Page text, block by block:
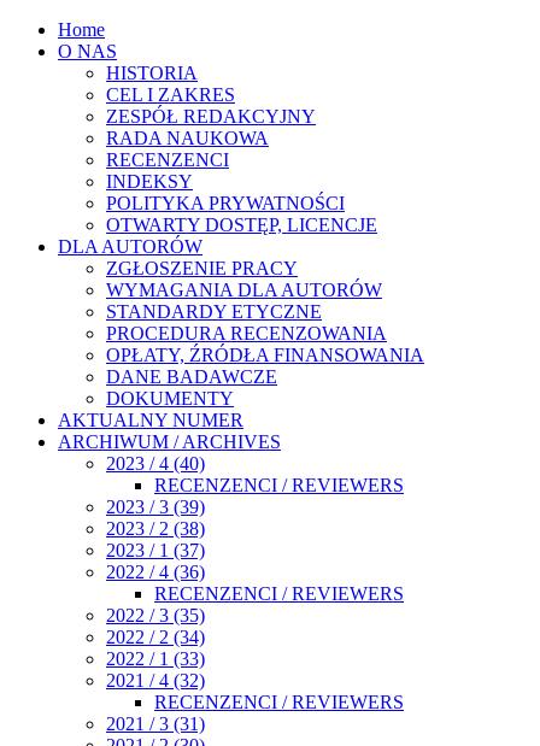
Home
O NAS
HISTORIA
CEL I ZAKRES
ZESPÓŁ REDAKCYJNY
RADA NAUKOWA
RECENZENCI
INDEKSY
POLITYKA PRYWATNOŚCI
OTWARTY DOSTĘP, LICENCJE
DLA AUTORÓW
ZGŁOSZENIE PRACY
WYMAGANIA DLA AUTORÓW
STANDARDY ETYCZNE
PROCEDURA RECENZOWANIA
OPŁATY, ŹRÓDŁA FINANSOWANIA
DANE BADAWCZE
DOKUMENTY
AKTUALNY NUMER
ARCHIWUM / ARCHIVES
2023 / 4 (40)
RECENZENCI / REVIEWERS
2023 / 3 (39)
2023 / 2 (38)
2023 / 1 (37)
2022 / 4 (36)
RECENZENCI / REVIEWERS
2022 / 3 (35)
2022 / 2 (34)
2022 / 1 (33)
2021 / 4 (32)
RECENZENCI / REVIEWERS
2021 / 3 (31)